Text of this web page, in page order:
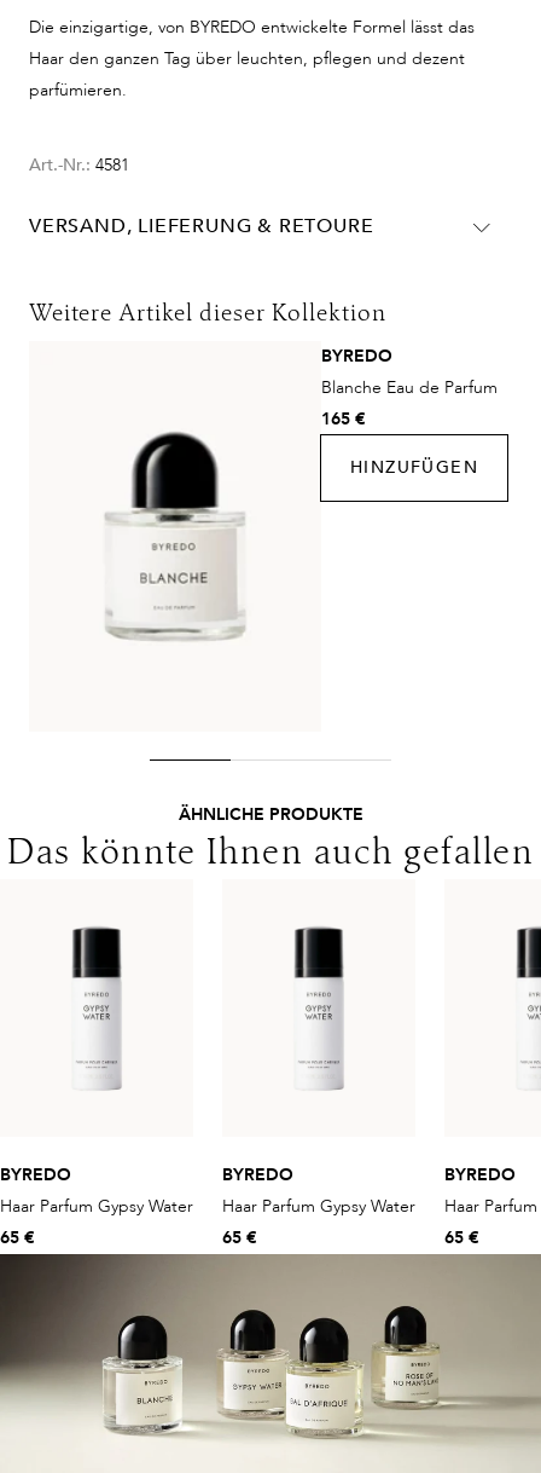
Die einzigartige, von BYREDO entwickelte Formel lässt das
Haar den ganzen Tag über leuchten, pflegen und dezent
parfümieren.
Art.-Nr.: 4581
VERSAND, LIEFERUNG & RETOURE
DHL
1-2 Werktage
Kostenlos ab 250€ Warenwert
Lieferungen in die Schweiz erfolgen ohne MwSt. - beachten
Sie bitte die abweichenden Bedingungen. Für den Versand ins
Weitere Artikel dieser Kollektion
BYREDO
Blanche Eau de Parfum
165 €
HINZUFÜGEN
ÄHNLICHE PRODUKTE
Das könnte Ihnen auch gefallen
BYREDO
Haar Parfum Gypsy Water
65 €
BYREDO
Haar Parfum Gypsy Water
65 €
BYREDO
Haar
65 €